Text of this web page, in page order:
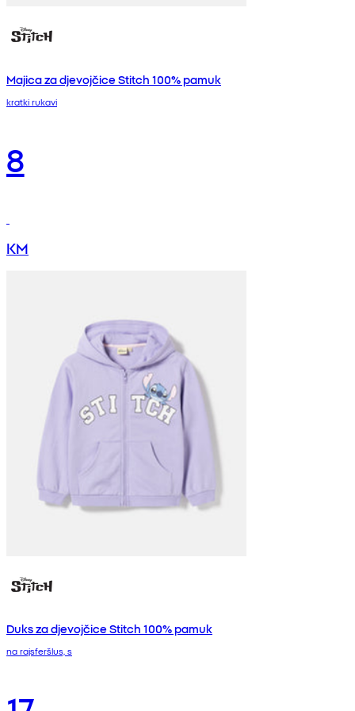
Majica za djevojčice Stitch 100% pamuk
kratki rukavi
8
KM
Duks za djevojčice Stitch 100% pamuk
na rajsferšlus, s